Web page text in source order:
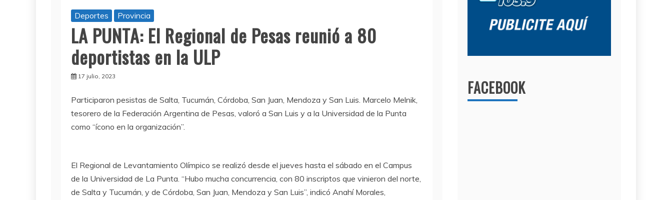
Deportes Provincia
LA PUNTA: El Regional de Pesas reunió a 80
deportistas en la ULP
17 julio, 2023
Participaron pesistas de Salta, Tucumán, Córdoba, San Juan, Mendoza y San Luis. Marcelo Melnik,
tesorero de la Federación Argentina de Pesas, valoró a San Luis y a la Universidad de la Punta
como “ícono en la organización”.
El Regional de Levantamiento Olímpico se realizó desde el jueves hasta el sábado en el Campus
de la Universidad de La Punta. “Hubo mucha concurrencia, con 80 inscriptos que vinieron del norte,
de Salta y Tucumán, y de Córdoba, San Juan, Mendoza y San Luis”, indicó Anahí Morales,
FACEBOOK